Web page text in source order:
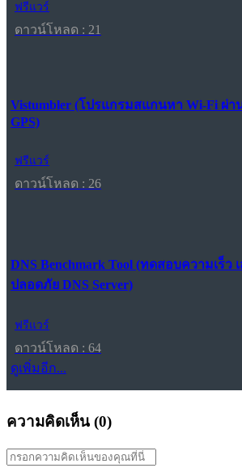
ฟรีแวร์
ดาวน์โหลด : 21
Vistumbler (โปรแกรมสแกนหา Wi-Fi ผ่า
GPS)
ฟรีแวร์
ดาวน์โหลด : 26
DNS Benchmark Tool (ทดสอบความเร็ว
ปลอดภัย DNS Server)
ฟรีแวร์
ดาวน์โหลด : 64
ดูเพิ่มอีก...
ความคิดเห็น (0)